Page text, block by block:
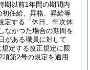
期以前1年間の期間内
任給、昇格、昇給等
定する「休日、年次休
なかつた場合の期間を
がある職員に対して
定する改正規定に限
第2号の規定を適用